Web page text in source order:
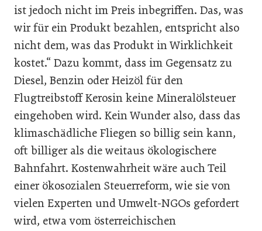
ist jedoch nicht im Preis inbegriffen. Das, was
wir für ein Produkt bezahlen, entspricht also
nicht dem, was das Produkt in Wirklichkeit
kostet.“ Dazu kommt, dass im Gegensatz zu
Diesel, Benzin oder Heizöl für den
Flugtreibstoff Kerosin keine Mineralölsteuer
eingehoben wird. Kein Wunder also, dass das
klimaschädliche Fliegen so billig sein kann,
oft billiger als die weitaus ökologischere
Bahnfahrt. Kostenwahrheit wäre auch Teil
einer ökosozialen Steuerreform, wie sie von
vielen Experten und Umwelt-NGOs gefordert
wird, etwa vom österreichischen